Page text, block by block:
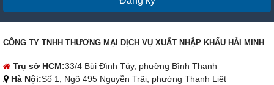
CÔNG TY TNHH THƯƠNG MẠI DỊCH VỤ XUẤT NHẬP KHẨU HẢI MINH
Trụ sở HCM:33/4 Bùi Đình Túy, phường Bình Thạnh
Hà Nội:Số 1, Ngõ 495 Nguyễn Trãi, phường Thanh Liệt